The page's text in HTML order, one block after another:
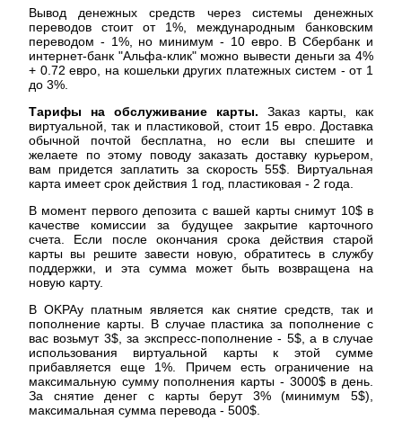
Вывод денежных средств через системы денежных
переводов стоит от 1%, международным банковским
переводом - 1%, но минимум - 10 евро. В Сбербанк и
интернет-банк "Альфа-клик" можно вывести деньги за 4%
+ 0.72 евро, на кошельки других платежных систем - от 1
до 3%.
Тарифы на обслуживание карты. Заказ карты, как
виртуальной, так и пластиковой, стоит 15 евро. Доставка
обычной почтой бесплатна, но если вы спешите и
желаете по этому поводу заказать доставку курьером,
вам придется заплатить за скорость 55$. Виртуальная
карта имеет срок действия 1 год, пластиковая - 2 года.
В момент первого депозита с вашей карты снимут 10$ в
качестве комиссии за будущее закрытие карточного
счета. Если после окончания срока действия старой
карты вы решите завести новую, обратитесь в службу
поддержки, и эта сумма может быть возвращена на
новую карту.
В OKPAy платным является как снятие средств, так и
пополнение карты. В случае пластика за пополнение с
вас возьмут 3$, за экспресс-пополнение - 5$, а в случае
использования виртуальной карты к этой сумме
прибавляется еще 1%. Причем есть ограничение на
максимальную сумму пополнения карты - 3000$ в день.
За снятие денег с карты берут 3% (минимум 5$),
максимальная сумма перевода - 500$.